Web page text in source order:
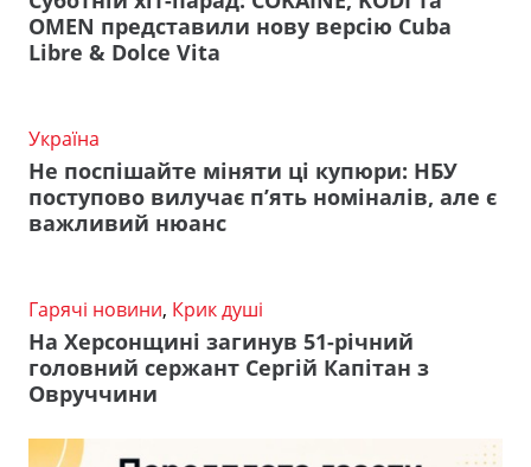
OMEN представили нову версію Cuba
Libre & Dolce Vita
Україна
Не поспішайте міняти ці купюри: НБУ
поступово вилучає п’ять номіналів, але є
важливий нюанс
Гарячі новини, Крик душі
На Херсонщині загинув 51-річний
головний сержант Сергій Капітан з
Овруччини